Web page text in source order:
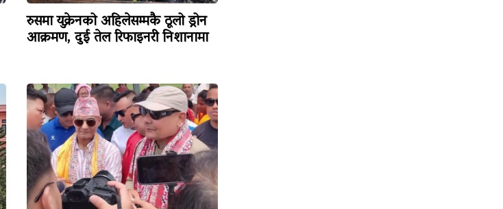
रुसमा युक्रेनको अहिलेसम्मकै ठूलो ड्रोन
आक्रमण, दुई तेल रिफाइनरी निशानामा